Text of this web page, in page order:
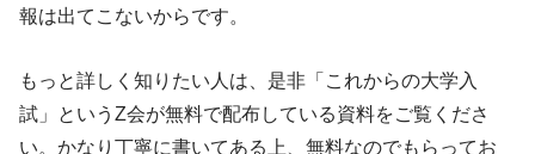
報は出てこないからです。
もっと詳しく知りたい人は、是非「これからの大学入
試」というZ会が無料で配布している資料をご覧くださ
い。かなり丁寧に書いてある上、無料なのでもらってお